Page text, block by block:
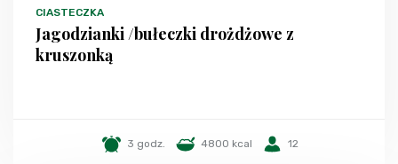
CIASTECZKA
Jagodzianki /bułeczki drożdżowe z
kruszonką
3 godz. 4800 kcal 12